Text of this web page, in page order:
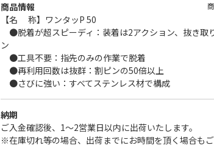
商品情報
【名 称】ワンタッP 50
●脱着が超スピーディ：装着は2アクション、抜き取
ン
●工具不要：指先のみの作業で脱着
●再利用回数は抜群：割ピンの50倍以上
●さびに強い：すべてステンレス材で構成
納期
ご入金確認後、1～2営業日以内に出荷いたします。
※在庫切れ等の場合、出荷までにお時間を頂く場合もご